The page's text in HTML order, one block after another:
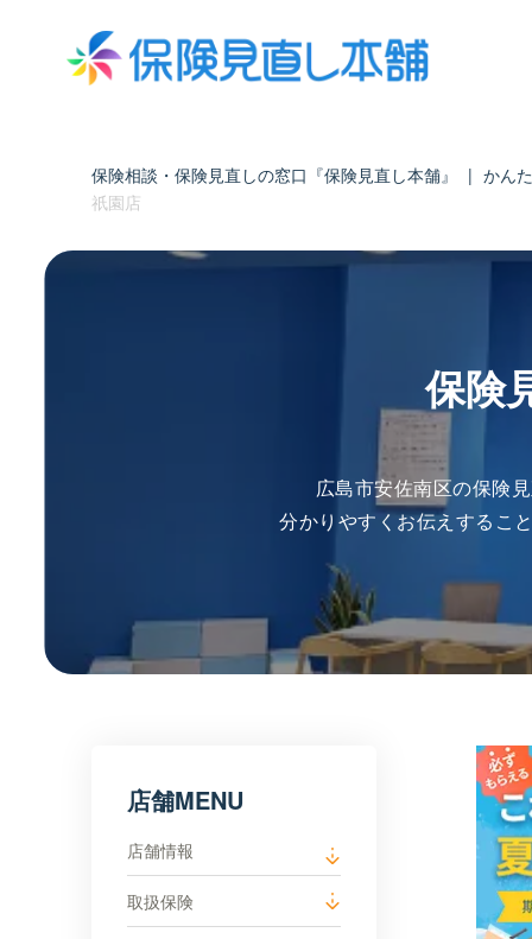
保険相談・保険見直しの窓口『保険見直し本舗』 | かん
祇園店
保険
広島市安佐南区の保険
分かりやすくお伝えするこ
店舗MENU
店舗情報
取扱保険